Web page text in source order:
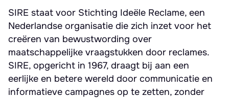
SIRE staat voor Stichting Ideële Reclame, een
Nederlandse organisatie die zich inzet voor het
creëren van bewustwording over
maatschappelijke vraagstukken door reclames.
SIRE, opgericht in 1967, draagt bij aan een
eerlijke en betere wereld door communicatie en
informatieve campagnes op te zetten, zonder